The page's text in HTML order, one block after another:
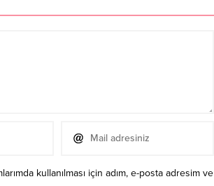
kullanılması için adım, e-posta adresim ve